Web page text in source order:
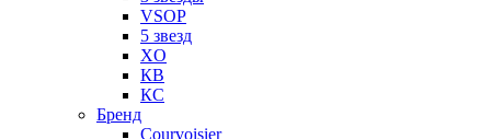
VSOP
5 звезд
XO
КВ
КС
Бренд
Courvoisier